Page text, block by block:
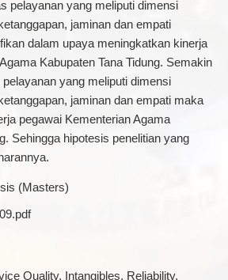
pelayanan yang meliputi dimensi
jaminan dan empati
dalam upaya meningkatkan kinerja
Kabupaten Tana Tidung. Semakin
yang meliputi dimensi
jaminan dan empati maka
pegawai Kementerian Agama
Sehingga hipotesis penelitian yang
(Masters)
Quality, Intangibles, Reliability,